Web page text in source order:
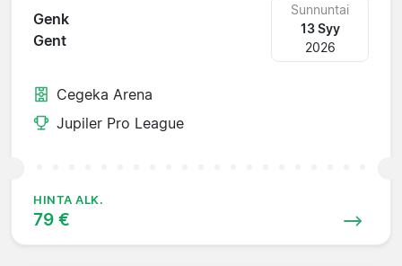
Genk
Gent
Sunnuntai
13 Syy
2026
Cegeka Arena
Jupiler Pro League
HINTA ALK.
79 €